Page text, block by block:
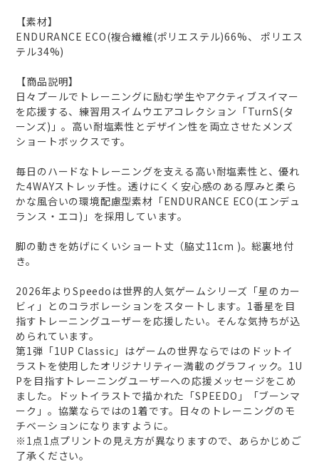
【素材】
ENDURANCE ECO(複合繊維(ポリエステル)66%、 ポリエス
テル34%)
【商品説明】
日々プールでトレーニングに励む学生やアクティブスイマー
を応援する、練習用スイムウエアコレクション「TurnS(タ
ーンズ)」。高い耐塩素性とデザイン性を両立させたメンズ
ショートボックスです。
毎日のハードなトレーニングを支える高い耐塩素性と、優れ
た4WAYストレッチ性。透けにくく安心感のある厚みと柔ら
かな風合いの環境配慮型素材「ENDURANCE ECO(エンデュ
ランス・エコ)」を採用しています。
脚の動きを妨げにくいショート丈（脇丈11cm )。総裏地付
き。
2026年よりSpeedoは世界的人気ゲームシリーズ「星のカー
ビィ」とのコラボレーションをスタートします。1番星を目
指すトレーニングユーザーを応援したい。そんな気持ちが込
められています。
第1弾「1UP Classic」はゲームの世界ならではのドットイ
ラストを使用したオリジナリティー満載のグラフィック。1U
Pを目指すトレーニングユーザーへの応援メッセージをこめ
ました。ドットイラストで描かれた「SPEEDO」「ブーンマ
ーク」。協業ならではの1着です。日々のトレーニングのモ
チベーションになりますように。
※1点1点プリントの見え方が異なりますので、あらかじめご
了承ください。